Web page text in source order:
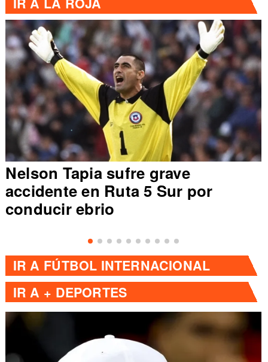
Nelson Tapia sufre grave
accidente en Ruta 5 Sur por
conducir ebrio
IR A FÚTBOL INTERNACIONAL
IR A + DEPORTES